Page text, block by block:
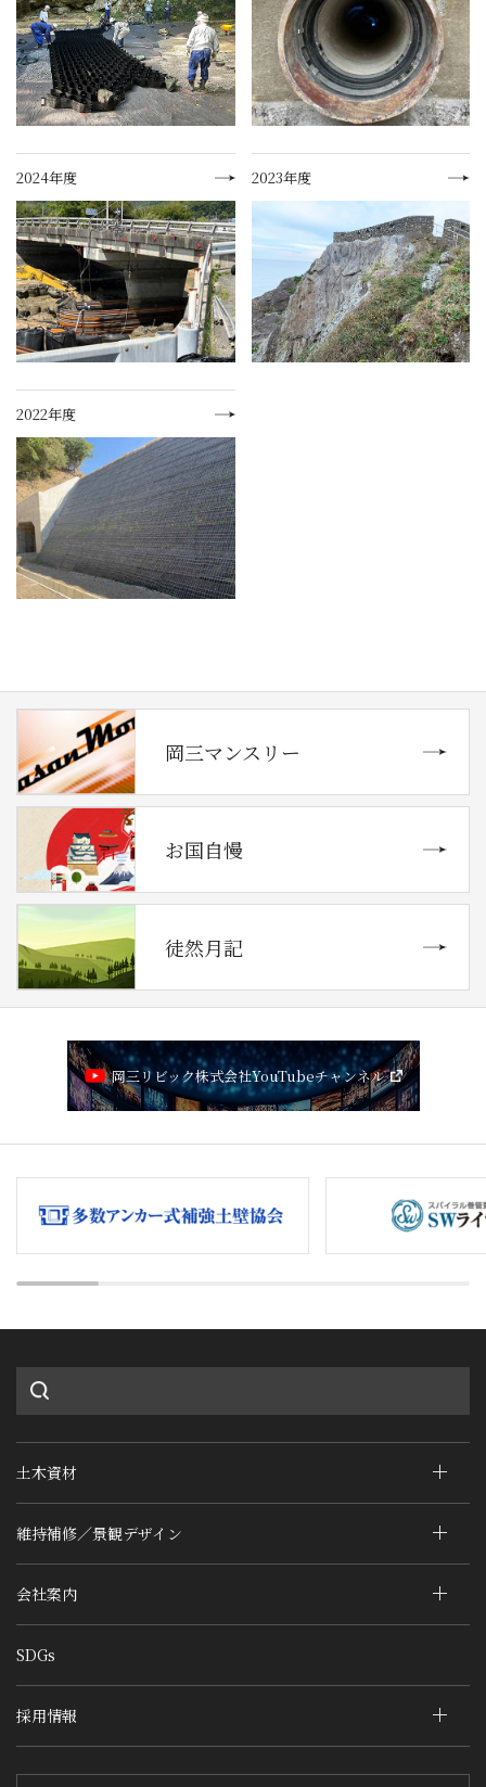
2024年度 2023年度
2022年度
岡三マンスリー
お国自慢
徒然月記
岡三リビック株式会社YouTubeチャンネル
土木資材
維持補修／景観デザイン
会社案内
SDGs
採用情報